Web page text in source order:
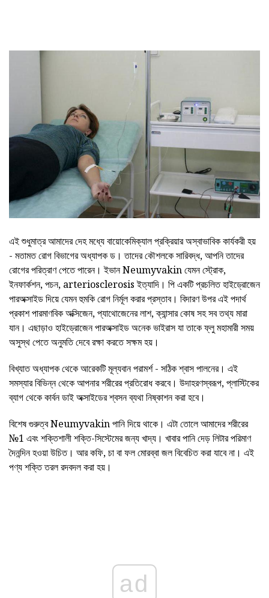
এই শুধুমাত্র আমাদের দেহ মধ্যে বায়োকেমিক্যাল প্রক্রিয়ার অস্বাভাবিক কার্যকরী হয়
- মতামত রোগ বিভাগের অধ্যাপক ড। তাদের কৌশলকে সারিবদ্ধ, আপনি তাদের
রোগের পরিত্রাণ পেতে পারেন। ইভান Neumyvakin যেমন স্ট্রোক,
ইনফার্কশন, পচন, arteriosclerosis ইত্যাদি। পি একটি প্রচলিত হাইড্রোজেন
পারঅক্সাইড দিয়ে যেমন হুমকি রোগ নির্মূল করার প্রস্তাব। বিদারণ উপর এই পদার্থ
প্রকাশ পারমাণবিক অক্সিজেন, প্যাথোজেনের লাশ, ক্যান্সার কোষ সহ সব তথ্য মারা
যান। এছাড়াও হাইড্রোজেন পারঅক্সাইড অনেক ভাইরাস যা তাকে ফ্লু মহামারী সময়
অসুস্থ পেতে অনুমতি দেবে রক্ষা করতে সক্ষম হয়।
বিখ্যাত অধ্যাপক থেকে আরেকটি মূল্যবান পরামর্শ - সঠিক শ্বাস পালনের। এই
সমস্যার বিভিন্ন থেকে আপনার শরীরের প্রতিরোধ করবে। উদাহরণস্বরূপ, প্লাস্টিকের
ব্যাগ থেকে কার্বন ডাই অক্সাইডের শ্বসন ব্যথা নিষ্কাশন করা হবে।
বিশেষ গুরুত্ব Neumyvakin পানি দিয়ে থাকে। এটা তোলে আমাদের শরীরের
№1 এবং শক্তিশালী শক্তি-সিস্টেমের জন্য খাদ্য। খাবার পানি দেড় লিটার পরিমাণ
দৈনন্দিন হওয়া উচিত। আর কফি, চা বা ফল মোরব্বা জল বিবেচিত করা যাবে না। এই
পণ্য শক্তি তরল রদবদল করা হয়।
ad